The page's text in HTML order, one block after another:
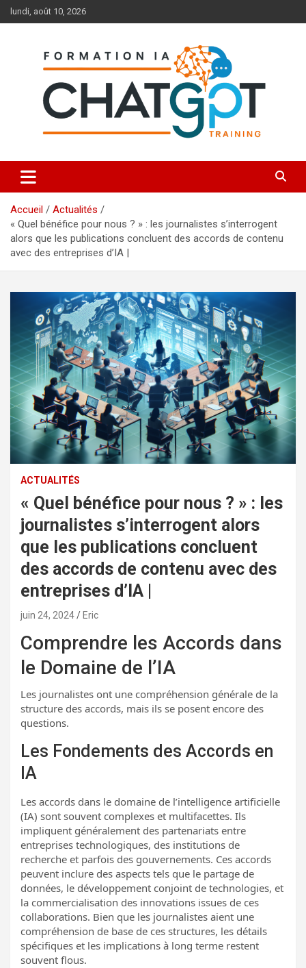
Aller
au
lundi, août 10, 2026
Formation IA ChatGPT
Accueil
Actualités
« Quel bénéfice pour nous ? » : les journalistes s’interrogent
alors que les publications concluent des accords de contenu
avec des entreprises d’IA |
ACTUALITÉS
« Quel bénéfice pour nous ? » : les
journalistes s’interrogent alors
que les publications concluent
des accords de contenu avec des
entreprises d’IA |
juin 24, 2024 Eric
Comprendre les Accords dans
le Domaine de l’IA
Les journalistes ont une compréhension générale de la
structure des accords, mais ils se posent encore des
questions.
Les Fondements des Accords en
IA
Les accords dans le domaine de l’intelligence artificielle
(IA) sont souvent complexes et multifacettes. Ils
impliquent généralement des partenariats entre
entreprises technologiques, des institutions de
recherche et parfois des gouvernements. Ces accords
peuvent inclure des aspects tels que le partage de
données, le développement conjoint de technologies, et
la commercialisation des innovations issues de ces
collaborations. Bien que les journalistes aient une
compréhension de base de ces structures, les détails
spécifiques et les implications à long terme restent
souvent flous.